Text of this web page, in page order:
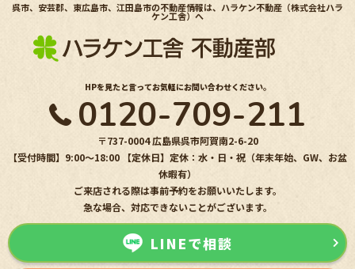
呉市、安芸郡、東広島市、江田島市の不動産情報は、ハラケン不動産（株式会社ハラ
ケン工舎）へ
HPを見たと言ってお気軽にお問い合わせください。
0120-709-211
〒737-0004 広島県呉市阿賀南2-6-20
【受付時間】9:00〜18:00 【定休日】定休：水・日・祝（年末年始、GW、お盆
休暇有）
ご来店される際は事前予約をお願いいたします。
急な場合、対応できないことがございます。
LINEで相談